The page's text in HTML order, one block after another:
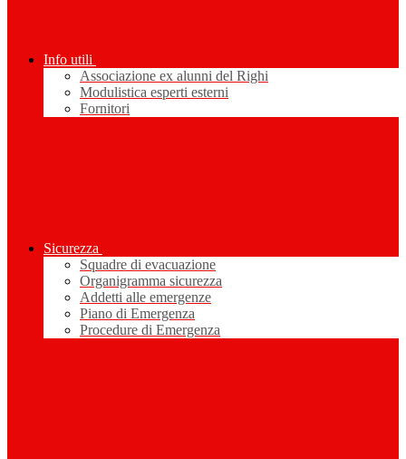
Info utili
Associazione ex alunni del Righi
Modulistica esperti esterni
Fornitori
Sicurezza
Squadre di evacuazione
Organigramma sicurezza
Addetti alle emergenze
Piano di Emergenza
Procedure di Emergenza